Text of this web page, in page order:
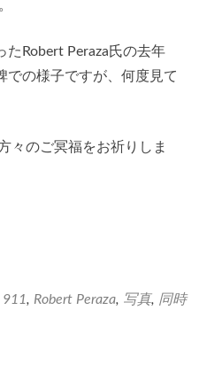
Robert Peraza氏の去年
での様子ですが、何度見て
々のご冥福をお祈りしま
911, Robert Peraza, 写真, 同時